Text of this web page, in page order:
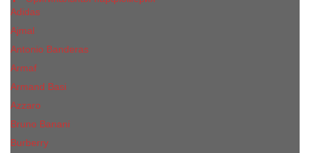
Adidas
Ajmal
Antonio Banderas
Armaf
Armand Basi
Azzaro
Bruno Banani
Burberry